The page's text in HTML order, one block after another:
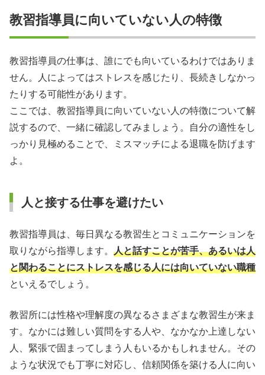
教習指導員に向いていない人の特徴
教習指導員の仕事は、誰にでも向いているわけではありま
せん。人によってはストレスを感じたり、長続きしなかっ
たりする可能性があります。
ここでは、教習指導員に向いていない人の特徴について解
説するので、一緒に確認してみましょう。自分の適性をし
っかり見極めることで、ミスマッチによる退職を防げます
よ。
人と接する仕事を避けたい
教習指導員は、毎日異なる教習生とコミュニケーションを
取りながら指導します。 人と話すことが苦手、あるいは人
と関わることにストレスを感じる人には向いていない職種
といえるでしょう。
教習所には性格や理解度の異なるさまざまな教習生が来ま
す。なかには難しい質問をする人や、なかなか上達しない
人、緊張で固まってしまう人もいるかもしれません。その
ような状況でも丁寧に対応し、信頼関係を築ける人に向い